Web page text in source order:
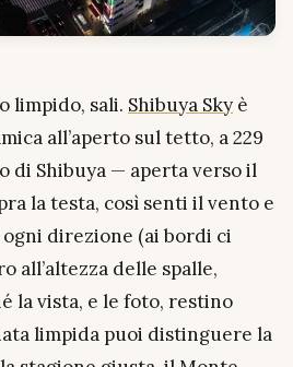
limpido, sali. Shibuya Sky è
all’aperto sul tetto, a 229
di Shibuya — aperta verso il
la testa, così senti il vento e
direzione (ai bordi ci
all’altezza delle spalle,
la vista, e le foto, restino
limpida puoi distinguere la